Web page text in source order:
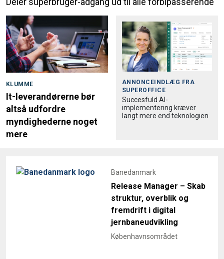
KLUMME
It-leverandørerne bør
altså udfordre
myndighederne noget
mere
ANNONCEINDLÆG FRA
SUPEROFFICE
Succesfuld AI-
implementering kræver
langt mere end teknologien
Banedanmark
Release Manager – Skab
struktur, overblik og
fremdrift i digital
jernbaneudvikling
Københavnsområdet